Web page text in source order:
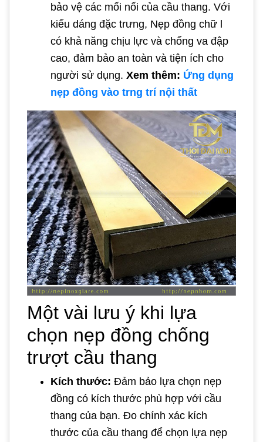
bảo vệ các mối nối của cầu thang. Với
kiểu dáng đặc trưng, Nẹp đồng chữ l
có khả năng chịu lực và chống va đập
cao, đảm bảo an toàn và tiện ích cho
người sử dụng. Xem thêm: Ứng dụng
nẹp đồng vào trng trí nội thất
Một vài lưu ý khi lựa
chọn nẹp đồng chống
trượt cầu thang
Kích thước: Đảm bảo lựa chọn nẹp
đồng có kích thước phù hợp với cầu
thang của bạn. Đo chính xác kích
thước của cầu thang để chọn lựa nẹp